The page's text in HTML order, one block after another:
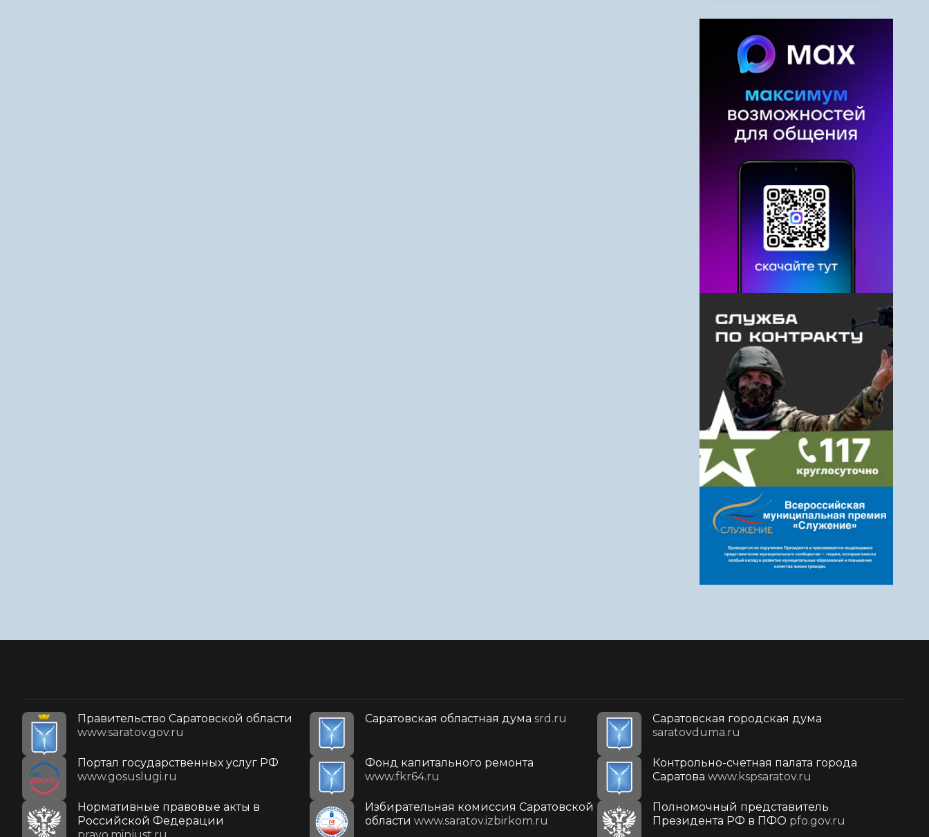
Правительство Саратовской области
www.saratov.gov.ru
Саратовская областная дума srd.ru
Саратовская городская дума
saratovduma.ru
Портал государственных услуг РФ
www.gosuslugi.ru
Фонд капитального ремонта
www.fkr64.ru
Контрольно-счетная палата города
Саратова www.kspsaratov.ru
Нормативные правовые акты в
Российской Федерации
Избирательная комиссия Саратовской
области www.saratov.izbirkom.ru
Полномочный представитель
Президента РФ в ПФО pfo.gov.ru